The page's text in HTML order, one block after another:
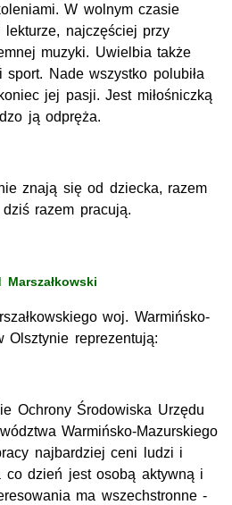
W wolnym czasie
najczęściej przy
muzyki. Uwielbia także
Nade wszystko polubiła
jej pasji. Jest miłośniczką
ją odpręża.
znają się od dziecka, razem
razem pracują.
Marszałkowski
woj. Warmińsko-
Olsztynie reprezentują:
Ochrony Środowiska Urzędu
Warmińsko-Mazurskiego
najbardziej ceni ludzi i
co dzień jest osobą aktywną i
ma wszechstronne -